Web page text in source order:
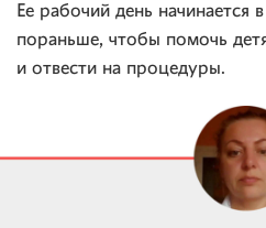
Ее рабочий день начинается
пораньше, чтобы помочь
и отвести на процедуры.